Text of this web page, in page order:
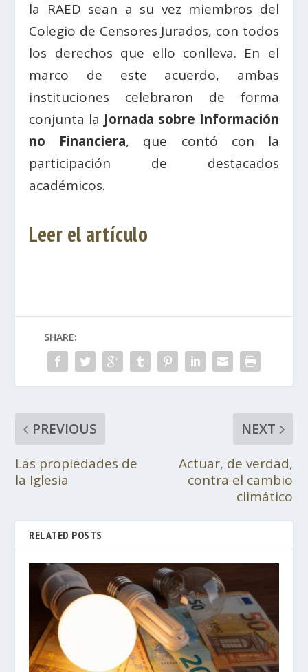
la RAED sean a su vez miembros del
Colegio de Censores Jurados, con todos
los derechos que ello conlleva. En el
marco de este acuerdo, ambas
instituciones celebraron de forma
conjunta la Jornada sobre Información
no Financiera, que contó con la
participación de destacados
académicos.
Leer el artículo
SHARE:
PREVIOUS
Las propiedades de
la Iglesia
NEXT
Actuar, de verdad,
contra el cambio
climático
RELATED POSTS